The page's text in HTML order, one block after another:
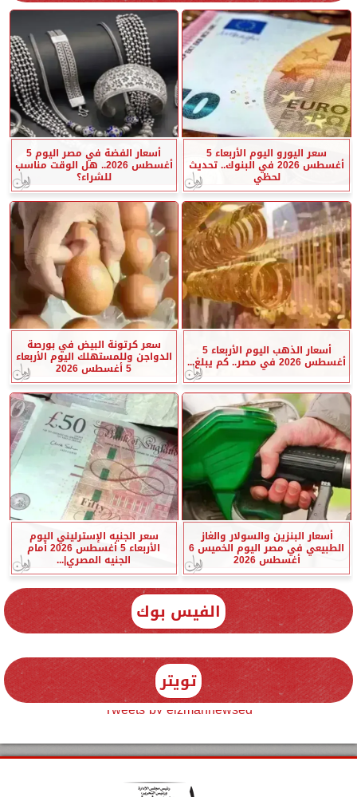
سعر اليورو اليوم الأربعاء 5
أغسطس 2026 في البنوك.. تحديث
لحظي
أسعار الفضة في مصر اليوم 5
أغسطس 2026.. هل الوقت مناسب
للشراء؟
أسعار الذهب اليوم الأربعاء 5
أغسطس 2026 في مصر.. كم يبلغ...
سعر كرتونة البيض في بورصة
الدواجن وللمستهلك اليوم الأربعاء
5 أغسطس 2026
أسعار البنزين والسولار والغاز
الطبيعي في مصر اليوم الخميس 6
أغسطس 2026
سعر الجنيه الإسترليني اليوم
الأربعاء 5 أغسطس 2026 أمام
الجنيه المصري|...
الفيس بوك
تويتر
Tweets by elzmannewseg